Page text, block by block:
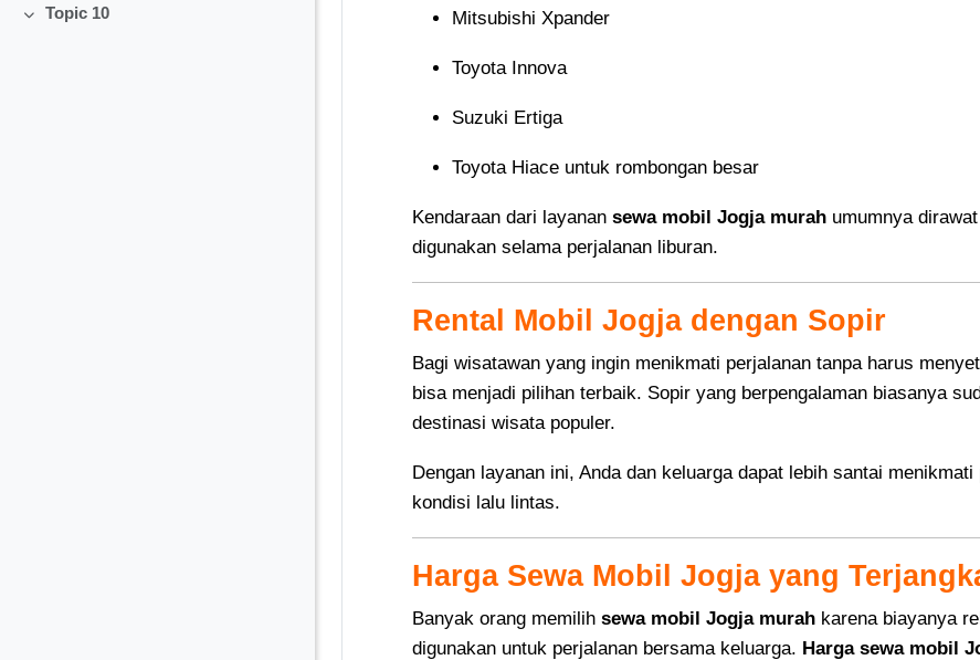
Collapse
Topic 10 Mitsubishi Xpander
Toyota Innova
Suzuki Ertiga
Toyota Hiace untuk rombongan besar
Kendaraan dari layanan sewa mobil Jogja murah umumnya
digunakan selama perjalanan liburan.
Rental Mobil Jogja dengan Sopir
Bagi wisatawan yang ingin menikmati perjalanan tanpa harus
bisa menjadi pilihan terbaik. Sopir yang berpengalaman biasanya
destinasi wisata populer.
Dengan layanan ini, Anda dan keluarga dapat lebih santai
kondisi lalu lintas.
Harga Sewa Mobil Jogja yang
Banyak orang memilih sewa mobil Jogja murah karena biayanya
digunakan untuk perjalanan bersama keluarga. Harga sewa mobil